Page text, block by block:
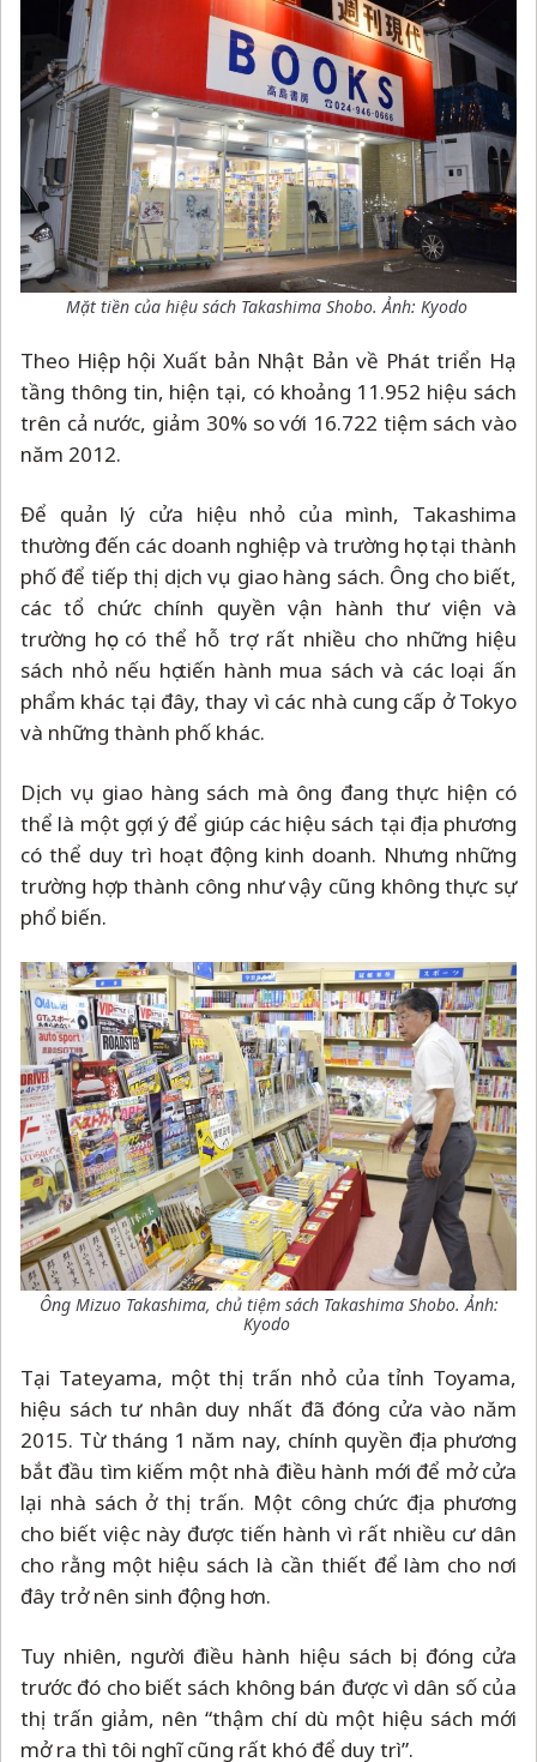
Mặt tiền của hiệu sách Takashima Shobo. Ảnh: Kyodo
Theo Hiệp hội Xuất bản Nhật Bản về Phát triển Hạ
tầng thông tin, hiện tại, có khoảng 11.952 hiệu sách
trên cả nước, giảm 30% so với 16.722 tiệm sách vào
năm 2012.
Để quản lý cửa hiệu nhỏ của mình, Takashima
thường đến các doanh nghiệp và trường học tại thành
phố để tiếp thị dịch vụ giao hàng sách. Ông cho biết,
các tổ chức chính quyền vận hành thư viện và
trường học có thể hỗ trợ rất nhiều cho những hiệu
sách nhỏ nếu họ tiến hành mua sách và các loại ấn
phẩm khác tại đây, thay vì các nhà cung cấp ở Tokyo
và những thành phố khác.
Dịch vụ giao hàng sách mà ông đang thực hiện có
thể là một gợi ý để giúp các hiệu sách tại địa phương
có thể duy trì hoạt động kinh doanh. Nhưng những
trường hợp thành công như vậy cũng không thực sự
phổ biến.
Ông Mizuo Takashima, chủ tiệm sách Takashima Shobo. Ảnh:
Kyodo
Tại Tateyama, một thị trấn nhỏ của tỉnh Toyama,
hiệu sách tư nhân duy nhất đã đóng cửa vào năm
2015. Từ tháng 1 năm nay, chính quyền địa phương
bắt đầu tìm kiếm một nhà điều hành mới để mở cửa
lại nhà sách ở thị trấn. Một công chức địa phương
cho biết việc này được tiến hành vì rất nhiều cư dân
cho rằng một hiệu sách là cần thiết để làm cho nơi
đây trở nên sinh động hơn.
Tuy nhiên, người điều hành hiệu sách bị đóng cửa
trước đó cho biết sách không bán được vì dân số của
thị trấn giảm, nên “thậm chí dù một hiệu sách mới
mở ra thì tôi nghĩ cũng rất khó để duy trì”.